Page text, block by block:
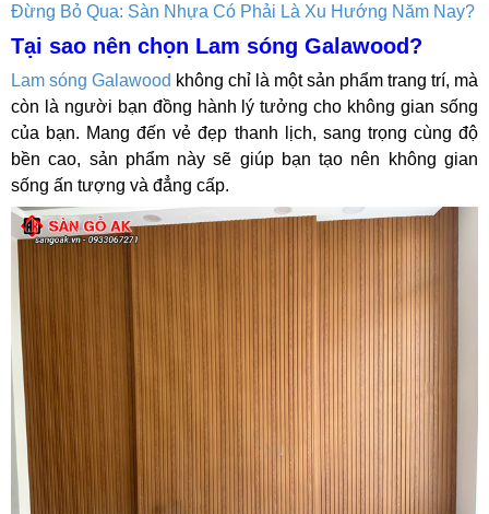
Đừng Bỏ Qua: Sàn Nhựa Có Phải Là Xu Hướng Năm Nay?
Tại sao nên chọn Lam sóng Galawood?
Lam sóng Galawood không chỉ là một sản phẩm trang trí, mà
còn là người bạn đồng hành lý tưởng cho không gian sống
của bạn. Mang đến vẻ đẹp thanh lịch, sang trọng cùng độ
bền cao, sản phẩm này sẽ giúp bạn tạo nên không gian
sống ấn tượng và đẳng cấp.